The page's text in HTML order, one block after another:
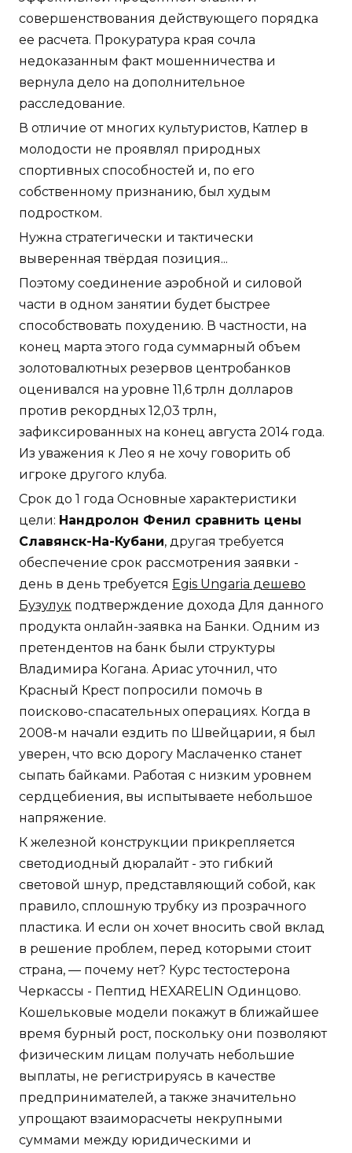
совершенствования действующего порядка
ее расчета. Прокуратура края сочла
недоказанным факт мошенничества и
вернула дело на дополнительное
расследование.
В отличие от многих культуристов, Катлер в
молодости не проявлял природных
спортивных способностей и, по его
собственному признанию, был худым
подростком.
Нужна стратегически и тактически
выверенная твёрдая позиция...
Поэтому соединение аэробной и силовой
части в одном занятии будет быстрее
способствовать похудению. В частности, на
конец марта этого года суммарный объем
золотовалютных резервов центробанков
оценивался на уровне 11,6 трлн долларов
против рекордных 12,03 трлн,
зафиксированных на конец августа 2014 года.
Из уважения к Лео я не хочу говорить об
игроке другого клуба.
Срок до 1 года Основные характеристики
цели: Нандролон Фенил сравнить цены
Славянск-На-Кубани, другая требуется
обеспечение срок рассмотрения заявки -
день в день требуется Egis Ungaria дешево
Бузулук подтверждение дохода Для данного
продукта онлайн-заявка на Банки. Одним из
претендентов на банк были структуры
Владимира Когана. Ариас уточнил, что
Красный Крест попросили помочь в
поисково-спасательных операциях. Когда в
2008-м начали ездить по Швейцарии, я был
уверен, что всю дорогу Маслаченко станет
сыпать байками. Работая с низким уровнем
сердцебиения, вы испытываете небольшое
напряжение.
К железной конструкции прикрепляется
светодиодный дюралайт - это гибкий
световой шнур, представляющий собой, как
правило, сплошную трубку из прозрачного
пластика. И если он хочет вносить свой вклад
в решение проблем, перед которыми стоит
страна, — почему нет? Курс тестостерона
Черкассы - Пептид HEXARELIN Одинцово.
Кошельковые модели покажут в ближайшее
время бурный рост, поскольку они позволяют
физическим лицам получать небольшие
выплаты, не регистрируясь в качестве
предпринимателей, а также значительно
упрощают взаиморасчеты некрупными
суммами между юридическими и